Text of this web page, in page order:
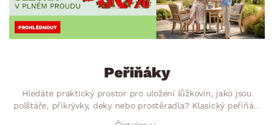
Peřiňáky
Hledáte praktický prostor pro uložení lůžkovin, jako jsou
polštáře, přikrývky, deky nebo prostěradla? Klasický peřiňák,